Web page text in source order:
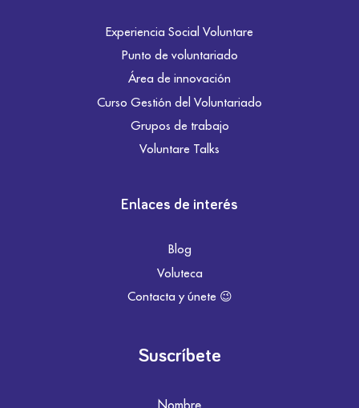
Experiencia Social Voluntare
Punto de voluntariado
Área de innovación
Curso Gestión del Voluntariado
Grupos de trabajo
Voluntare Talks
Enlaces de interés
Blog
Voluteca
Contacta y únete 😉
Suscríbete